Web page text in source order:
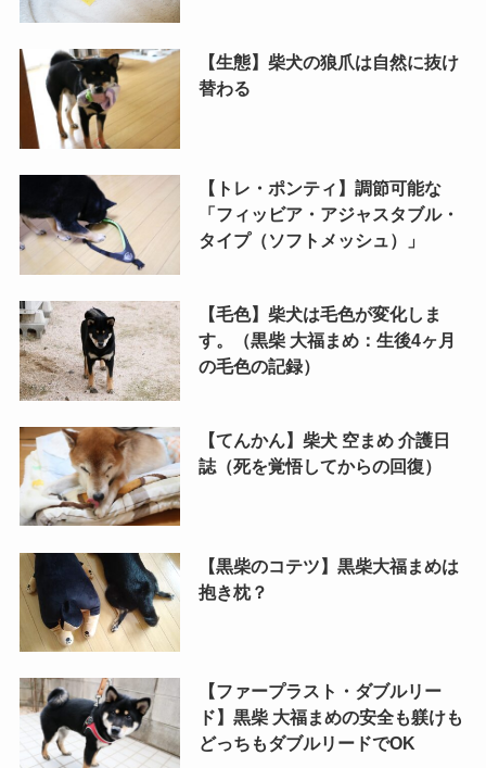
【生態】柴犬の狼爪は自然に抜け
替わる
【トレ・ポンティ】調節可能な
「フィッビア・アジャスタブル・
タイプ（ソフトメッシュ）」
【毛色】柴犬は毛色が変化しま
す。（黒柴 大福まめ：生後4ヶ月
の毛色の記録）
【てんかん】柴犬 空まめ 介護日
誌（死を覚悟してからの回復）
【黒柴のコテツ】黒柴大福まめは
抱き枕？
【ファープラスト・ダブルリー
ド】黒柴 大福まめの安全も躾けも
どっちもダブルリードでOK